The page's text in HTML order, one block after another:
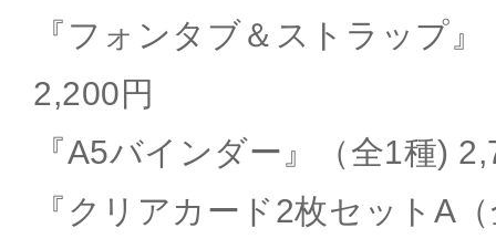
『フォンタブ＆ストラップ
2,200円
『A5バインダー』（全1種)
『クリアカード2枚セットA